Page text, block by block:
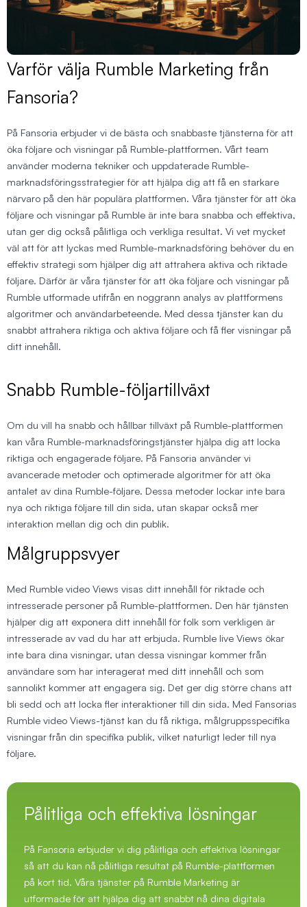
Varför välja Rumble Marketing från
Fansoria?
På Fansoria erbjuder vi de bästa och snabbaste tjänsterna för att
öka följare och visningar på Rumble-plattformen. Vårt team
använder moderna tekniker och uppdaterade Rumble-
marknadsföringsstrategier för att hjälpa dig att få en starkare
närvaro på den här populära plattformen. Våra tjänster för att öka
följare och visningar på Rumble är inte bara snabba och effektiva,
utan ger dig också pålitliga och verkliga resultat. Vi vet mycket
väl att för att lyckas med Rumble-marknadsföring behöver du en
effektiv strategi som hjälper dig att attrahera aktiva och riktade
följare. Därför är våra tjänster för att öka följare och visningar på
Rumble utformade utifrån en noggrann analys av plattformens
algoritmer och användarbeteende. Med dessa tjänster kan du
snabbt attrahera riktiga och aktiva följare och få fler visningar på
ditt innehåll.
Snabb Rumble-följartillväxt
Om du vill ha snabb och hållbar tillväxt på Rumble-plattformen
kan våra Rumble-marknadsföringstjänster hjälpa dig att locka
riktiga och engagerade följare. På Fansoria använder vi
avancerade metoder och optimerade algoritmer för att öka
antalet av dina Rumble-följare. Dessa metoder lockar inte bara
nya och riktiga följare till din sida, utan skapar också mer
interaktion mellan dig och din publik.
Målgruppsvyer
Med Rumble video Views visas ditt innehåll för riktade och
intresserade personer på Rumble-plattformen. Den här tjänsten
hjälper dig att exponera ditt innehåll för folk som verkligen är
intresserade av vad du har att erbjuda. Rumble live Views ökar
inte bara dina visningar, utan dessa visningar kommer från
användare som har interagerat med ditt innehåll och som
sannolikt kommer att engagera sig. Det ger dig större chans att
bli sedd och att locka fler interaktioner till din sida. Med Fansorias
Rumble video Views-tjänst kan du få riktiga, målgruppsspecifika
visningar från din specifika publik, vilket naturligt leder till nya
följare.
Pålitliga och effektiva lösningar
På Fansoria erbjuder vi dig pålitliga och effektiva lösningar
så att du kan nå pålitliga resultat på Rumble-plattformen
på kort tid. Våra tjänster på Rumble Marketing är
utformade för att hjälpa dig att snabbt nå dina digitala